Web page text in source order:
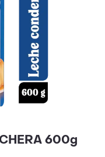
600g